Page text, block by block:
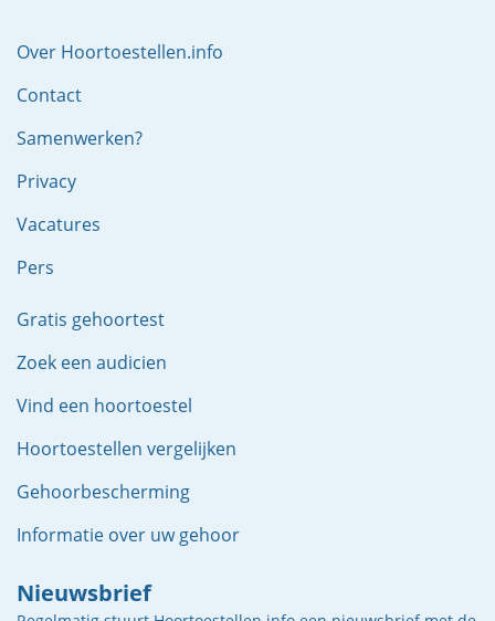
Over Hoortoestellen.info
Contact
Samenwerken?
Privacy
Vacatures
Pers
Gratis gehoortest
Zoek een audicien
Vind een hoortoestel
Hoortoestellen vergelijken
Gehoorbescherming
Informatie over uw gehoor
Nieuwsbrief